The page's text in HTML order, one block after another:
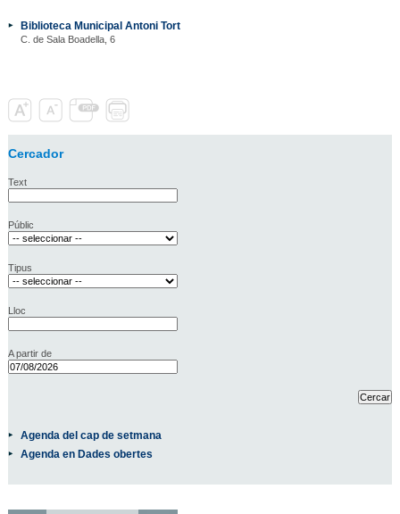
Biblioteca Municipal Antoni Tort
C. de Sala Boadella, 6
Cercador
Text
Públic
Tipus
Lloc
A partir de
Agenda del cap de setmana
Agenda en Dades obertes